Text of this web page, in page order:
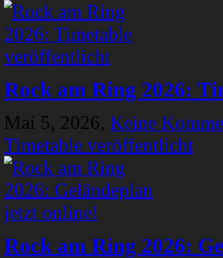
Rock am Ring 2026:
Mai 5, 2026, Keine
Timetable veröffentlicht
Rock am Ring 2026: